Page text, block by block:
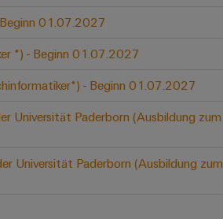
01.07.2027
*) - Beginn 01.07.2027
- Beginn 01.07.2027
Universität Paderborn (Ausbildung zum
Universität Paderborn (Ausbildung zum